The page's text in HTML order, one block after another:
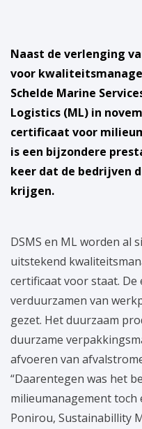
Naast de verlenging
voor
Schelde Marine
Logistics (ML) in
certificaat voor
is een bijzondere
keer dat de bedrijven
krijgen.
DSMS en ML worden al
uitstekend
certificaat voor staat.
verduurzamen van
gezet. Het duurzaam
duurzame
afvoeren van
“Daarentegen was het
milieumanagement toch
Ponirou, Sustainabillity